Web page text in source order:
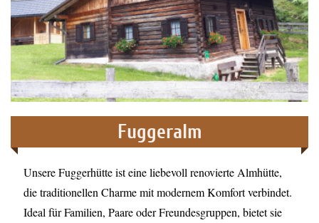
Fuggeralm
Unsere Fuggerhütte ist eine liebevoll renovierte Almhütte,
die traditionellen Charme mit modernem Komfort verbindet.
Ideal für Familien, Paare oder Freundesgruppen, bietet sie